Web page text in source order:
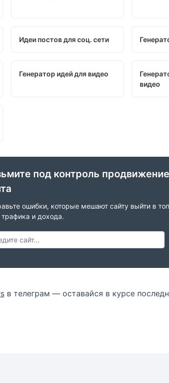
Идеи постов для соц. сети
Генератор идей для видео
видео
под контроль
ошибки, которые мешают сайту выйти в
трафика и дохода.
в телеграм — оставайся в курсе